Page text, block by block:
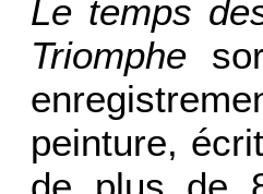
Le temps
Triomphe
peinture,